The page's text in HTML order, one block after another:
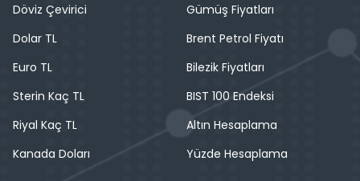
Döviz Çevirici
Dolar TL
Euro TL
Sterin Kaç TL
Riyal Kaç TL
Kanada Doları
Gümüş Fiyatları
Brent Petrol Fiyatı
Bilezik Fiyatları
BIST 100 Endeksi
Altın Hesaplama
Yüzde Hesaplama